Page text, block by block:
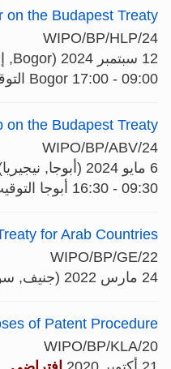
on the Budapest Treaty
WIPO/BP/HLP/24
12 سبتمبر 2024 (Bogor, إندونيسيا)
09:00 - 17:00 Bogor التوقيت
on the Budapest Treaty
WIPO/BP/ABV/24
6 مايو 2024 (أبوجا, نيجيريا)
09:30 - 16:30 أبوجا التوقيت
for Arab Countries
WIPO/BP/GE/22
24 مارس 2022 (جنيف, سويسرا)
of Patent Procedure
WIPO/BP/KLA/20